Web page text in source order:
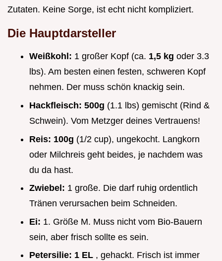
Zutaten. Keine Sorge, ist echt nicht kompliziert.
Die Hauptdarsteller
Weißkohl: 1 großer Kopf (ca. 1,5 kg oder 3.3
lbs). Am besten einen festen, schweren Kopf
nehmen. Der muss schön knackig sein.
Hackfleisch: 500g (1.1 lbs) gemischt (Rind &
Schwein). Vom Metzger deines Vertrauens!
Reis: 100g (1/2 cup), ungekocht. Langkorn
oder Milchreis geht beides, je nachdem was
du da hast.
Zwiebel: 1 große. Die darf ruhig ordentlich
Tränen verursachen beim Schneiden.
Ei: 1. Größe M. Muss nicht vom Bio-Bauern
sein, aber frisch sollte es sein.
Petersilie: 1 EL , gehackt. Frisch ist immer